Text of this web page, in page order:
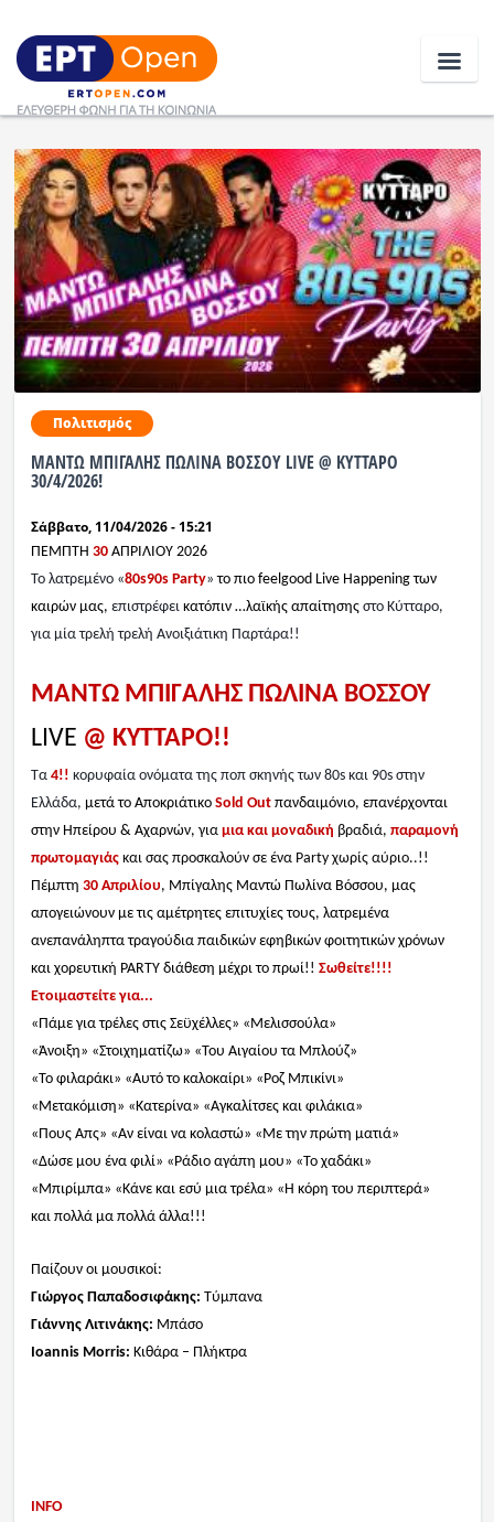
Ειδήσεις
Ελλάδα
Κοινωνία
Πολιτική
Οικονομία
Αθλητικά
Κόσμος
Ραδιόφωνο LIVE
Εκπομπές
Πολιτισμός
Πολιτισμός
ΜΑΝΤΩ ΜΠΙΓΑΛΗΣ ΠΩΛΙΝΑ ΒΟΣΣΟΥ LIVE @ ΚΥΤΤΑΡΟ
30/4/2026!
Σάββατο, 11/04/2026 - 15:21
ΠΕΜΠΤΗ 30ΑΠΡΙΛΙΟΥ 2026
Το λατρεμένο «80s90s Party»το πιο feelgood Live Happeningτων
καιρών μας, επιστρέφει κατόπιν …λαϊκής απαίτησηςστο Κύτταρο,
για μία τρελή τρελή Ανοιξιάτικη Παρτάρα!!
ΜΑΝΤΩ ΜΠΙΓΑΛΗΣ ΠΩΛΙΝΑ ΒΟΣΣΟΥ
LIVE @ ΚΥΤΤΑΡΟ!!
Τα 4!! κορυφαία ονόματα της ποπ σκηνής των 80s και 90s στην
Ελλάδα, μετά το Αποκριάτικο Sold Outπανδαιμόνιο, επανέρχονται
στην Ηπείρου & Αχαρνών, για μιακαι μοναδική βραδιά, παραμονή
πρωτομαγιάςκαι σας προσκαλούν σε ένα Party χωρίς αύριο..!!
Πέμπτη 30 Απριλίου, Μπίγαλης Μαντώ Πωλίνα Βόσσου, μας
απογειώνουν με τις αμέτρητες επιτυχίες τους, λατρεμένα
ανεπανάληπτα τραγούδια παιδικών εφηβικών φοιτητικών χρόνων
και χορευτική PARTYδιάθεση μέχρι το πρωί!! Σωθείτε!!!!
Ετοιμαστείτε για...
«Πάμε για τρέλες στις Σεϋχέλλες» «Μελισσούλα»
«Άνοιξη» «Στοιχηματίζω» «Του Αιγαίου τα Μπλούζ»
«Το φιλαράκι» «Αυτό το καλοκαίρι» «Ροζ Μπικίνι»
«Μετακόμιση» «Κατερίνα» «Αγκαλίτσες και φιλάκια»
«Πους Απς» «Αν είναι να κολαστώ» «Με την πρώτη ματιά»
«Δώσε μου ένα φιλί» «Ράδιο αγάπη μου» «Το χαδάκι»
«Μπιρίμπα» «Κάνε και εσύ μια τρέλα» «Η κόρη του περιπτερά»
και πολλά μα πολλά άλλα!!!
Παίζουν οι μουσικοί:
Γιώργος Παπαδοσιφάκης: Τύμπανα
Γιάννης Λιτινάκης: Μπάσο
Ioannis Morris: Κιθάρα – Πλήκτρα
INFO